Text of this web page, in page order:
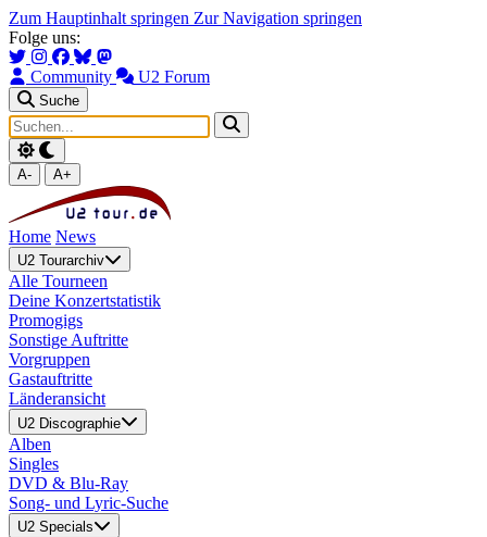
Zum Hauptinhalt springen Zur Navigation springen
Folge uns:
Community U2 Forum
Suche
A- A+
Home News
U2 Tourarchiv
Alle Tourneen
Deine Konzertstatistik
Promogigs
Sonstige Auftritte
Vorgruppen
Gastauftritte
Länderansicht
U2 Discographie
Alben
Singles
DVD & Blu-Ray
Song- und Lyric-Suche
U2 Specials